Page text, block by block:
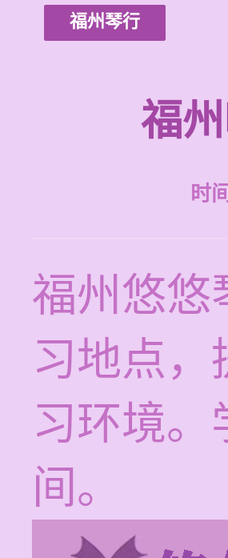
福州琴行
福
时
福州悠悠
习地点
习环境
间。